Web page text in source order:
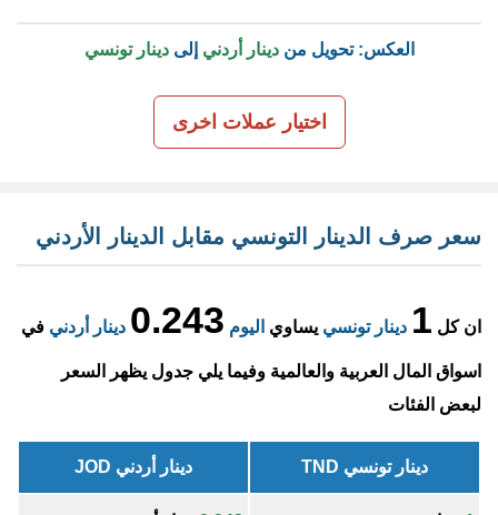
العكس: تحويل مندينار أردني إلىدينار تونسي
اختيار عملات اخرى
سعر صرف الدينار التونسي مقابل الدينار الأردني
ان كل 1 دينار تونسي يساوي اليوم 0.243 دينار أردني في
اسواق المال العربية والعالمية وفيما يلي جدول يظهر السعر
لبعض الفئات
دينار تونسي TND دينار أردني JOD